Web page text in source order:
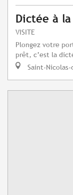
Dictée à
VISITE
Plongez votre
prêt, c’est la
Saint-